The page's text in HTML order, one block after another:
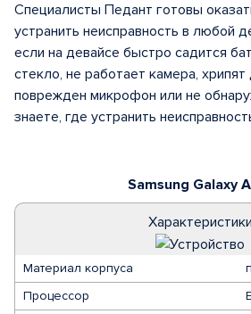
Samsung Galaxy
Характеристики
Материал корпуса
Процессор
Специалисты Педант готовы
устранить неисправность в любой
если на девайсе быстро садится
стекло, не работает камера, хрипят
поврежден микрофон или не
знаете, где устранить